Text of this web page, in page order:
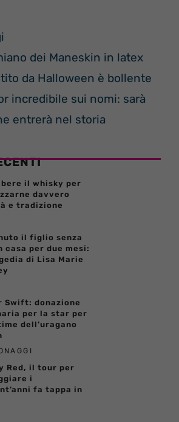
dei Maneskin in latex
da Halloween è bollente
incredibile sui nomi: sarà
entrerà nel storia
bere il whisky per
davvero
e tradizione
il figlio senza
casa per due mesi:
di Lisa Marie
Swift: donazione
per la star per
dell’uragano
Red, il tour per
i
fa tappa in